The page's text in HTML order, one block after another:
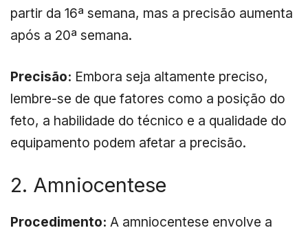
partir da 16ª semana, mas a precisão aumenta
após a 20ª semana.
Precisão: Embora seja altamente preciso,
lembre-se de que fatores como a posição do
feto, a habilidade do técnico e a qualidade do
equipamento podem afetar a precisão.
2. Amniocentese
Procedimento: A amniocentese envolve a